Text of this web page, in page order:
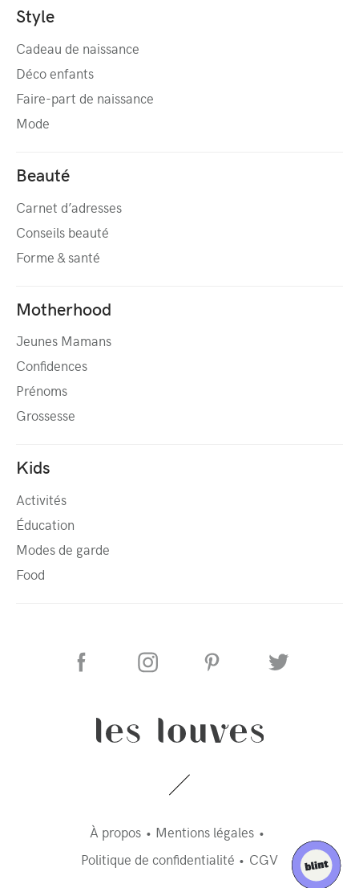
Style
Cadeau de naissance
Déco enfants
Faire-part de naissance
Mode
Beauté
Carnet d’adresses
Conseils beauté
Forme & santé
Motherhood
Jeunes Mamans
Confidences
Prénoms
Grossesse
Kids
Activités
Éducation
Modes de garde
Food
À propos
Mentions légales
Politique de confidentialité
CGV